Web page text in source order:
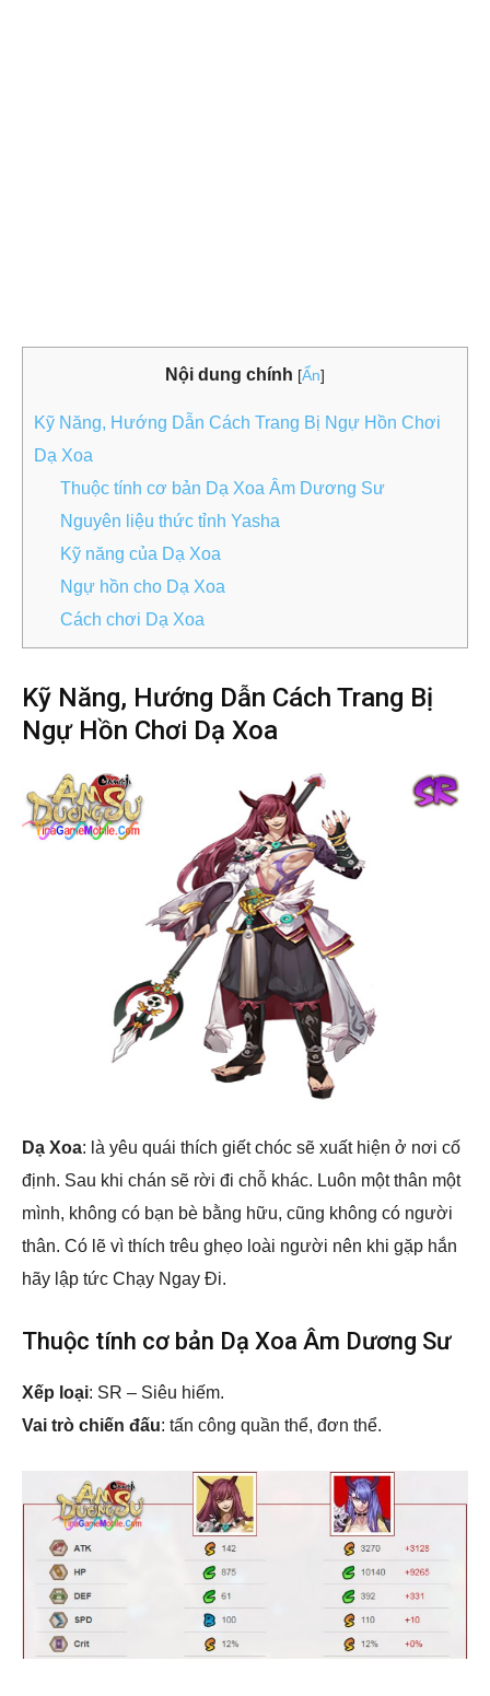
Nội dung chính [Ẩn]
Kỹ Năng, Hướng Dẫn Cách Trang Bị Ngự Hồn Chơi
Dạ Xoa
Thuộc tính cơ bản Dạ Xoa Âm Dương Sư
Nguyên liệu thức tỉnh Yasha
Kỹ năng của Dạ Xoa
Ngự hồn cho Dạ Xoa
Cách chơi Dạ Xoa
Kỹ Năng, Hướng Dẫn Cách Trang Bị
Ngự Hồn Chơi Dạ Xoa
Dạ Xoa: là yêu quái thích giết chóc sẽ xuất hiện ở nơi cố
định. Sau khi chán sẽ rời đi chỗ khác. Luôn một thân một
mình, không có bạn bè bằng hữu, cũng không có người
thân. Có lẽ vì thích trêu ghẹo loài người nên khi gặp hắn
hãy lập tức Chạy Ngay Đi.
Thuộc tính cơ bản Dạ Xoa Âm Dương Sư
Xếp loại: SR – Siêu hiếm.
Vai trò chiến đấu: tấn công quần thể, đơn thể.